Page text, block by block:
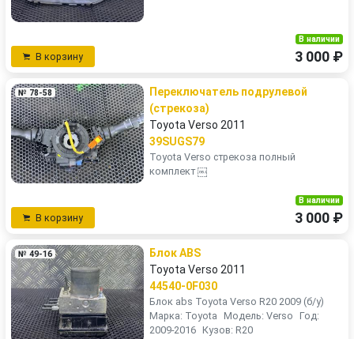
В корзину
В наличии
3 000 ₽
№ 78-58
Переключатель подрулевой
(стрекоза)
Toyota Verso 2011
39SUGS79
Toyota Verso стрекоза полный
комплект ￼
В корзину
В наличии
3 000 ₽
№ 49-16
Блок ABS
Toyota Verso 2011
44540-0F030
Блок abs Toyota Verso R20 2009 (б/у)
Марка: Toyota Модель: Verso Год:
2009-2016 Кузов: R20